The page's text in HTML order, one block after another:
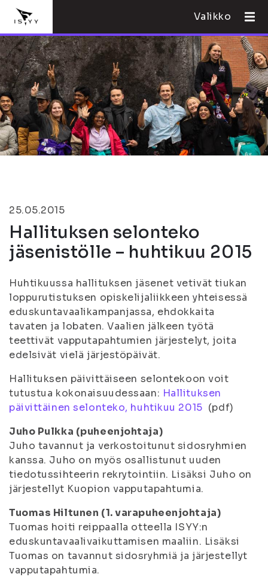
Valikko
25.05.2015
Hallituksen selonteko
jäsenistölle – huhtikuu 2015
Huhtikuussa hallituksen jäsenet vetivät tiukan
loppurutistuksen opiskelijaliikkeen yhteisessä
eduskuntavaalikampanjassa, ehdokkaita
tavaten ja lobaten. Vaalien jälkeen työtä
teettivät vapputapahtumien järjestelyt, joita
edelsivät vielä järjestöpäivät.
Hallituksen päivittäiseen selontekoon voit
tutustua kokonaisuudessaan: Hallituksen
päivittäinen selonteko, huhtikuu 2015 (pdf)
Juho Pulkka (puheenjohtaja)
Juho tavannut ja verkostoitunut sidosryhmien
kanssa. Juho on myös osallistunut uuden
tiedotussihteerin rekrytointiin. Lisäksi Juho on
järjestellyt Kuopion vapputapahtumia.
Tuomas Hiltunen (1. varapuheenjohtaja)
Tuomas hoiti reippaalla otteella ISYY:n
eduskuntavaalivaikuttamisen maaliin. Lisäksi
Tuomas on tavannut sidosryhmiä ja järjestellyt
vapputapahtumia.